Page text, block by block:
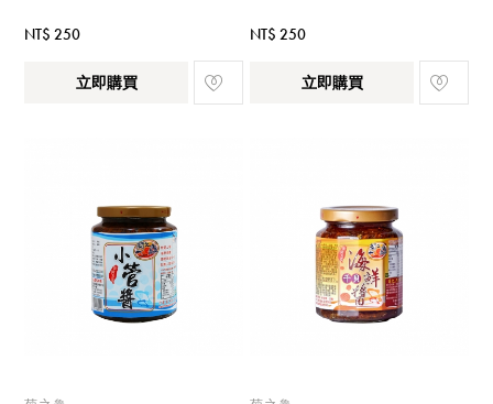
NT$ 250
立即購買
NT$ 250
立即購買